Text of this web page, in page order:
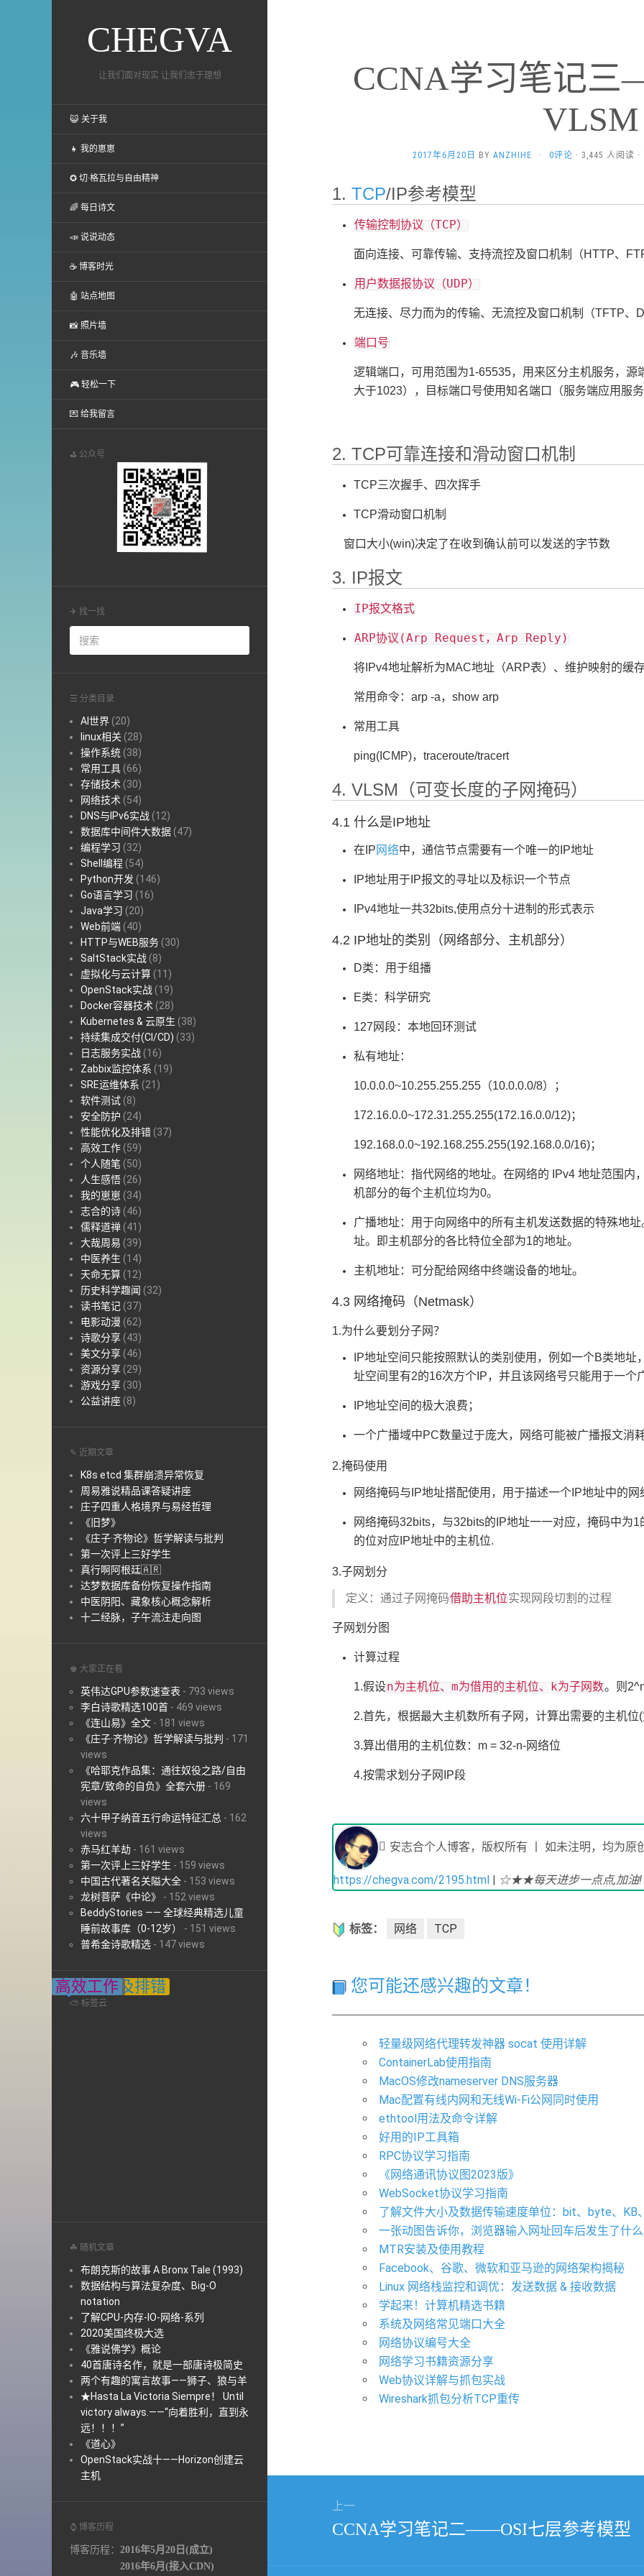
CHEGVA
让我们面对现实 让我们忠于理想
😺 关于我
👧 我的崽崽
✪ 切·格瓦拉与自由精神
🌈 每日诗文
📣 说说动态
☕ 博客时光
🤖 站点地图
📸 照片墙
🎶 音乐墙
🎮 轻松一下
💌 给我留言
⛳ 公众号
✈ 找一找
☰ 分类目录
AI世界 (20)
linux相关 (28)
操作系统 (38)
常用工具 (66)
存储技术 (30)
网络技术 (54)
DNS与IPv6实战 (12)
数据库中间件大数据 (47)
编程学习 (32)
Shell编程 (54)
Python开发 (146)
Go语言学习 (16)
Java学习 (20)
Web前端 (40)
HTTP与WEB服务 (30)
SaltStack实战 (8)
虚拟化与云计算 (11)
OpenStack实战 (19)
Docker容器技术 (28)
Kubernetes & 云原生 (38)
持续集成交付(CI/CD) (33)
日志服务实战 (16)
Zabbix监控体系 (19)
SRE运维体系 (21)
软件测试 (8)
安全防护 (24)
性能优化及排错 (37)
高效工作 (59)
个人随笔 (50)
人生感悟 (26)
我的崽崽 (34)
志合的诗 (46)
儒释道禅 (41)
大哉周易 (39)
中医养生 (14)
天命无算 (12)
历史科学趣闻 (32)
读书笔记 (37)
电影动漫 (62)
诗歌分享 (43)
美文分享 (46)
资源分享 (29)
游戏分享 (30)
公益讲座 (8)
✎ 近期文章
K8s etcd 集群崩溃异常恢复
周易雅说精品课答疑讲座
庄子四重人格境界与易经哲理
《旧梦》
《庄子·齐物论》哲学解读与批判
第一次评上三好学生
真行啊阿根廷🇦🇷
达梦数据库备份恢复操作指南
中医阴阳、藏象核心概念解析
十二经脉，子午流注走向图
♚ 大家正在看
英伟达GPU参数速查表 - 793 views
李白诗歌精选100首 - 469 views
《连山易》全文 - 181 views
《庄子·齐物论》哲学解读与批判 - 171
views
《哈耶克作品集：通往奴役之路/自由
宪章/致命的自负》全套六册 - 169
views
六十甲子纳音五行命运特征汇总 - 162
views
赤马红羊劫 - 161 views
第一次评上三好学生 - 159 views
中国古代著名关隘大全 - 153 views
龙树菩萨《中论》
- 152 views
BeddyStories —— 全球经典精选儿童
睡前故事库（0-12岁）
- 151 views
普希金诗歌精选 - 147 views
⛅ 标签云
DNS实战
Docker
ELKStack
Git
GlusterFS
Jenkins
KVM
Linux相关
oracle
Python
SaltStack
Web服务
zabbix
ZFS
一起旅行
云计算
人生感悟
传统文化
佛家
儒家
儒释道禅
切·格瓦拉
国学
存储技术
志合的诗
性能优化及排错
持续集成
操作系统
数据库
日记
易经
服务部署
生活琐事
监控架构
禅宗
系统架构
网络
虚拟化
诗歌
读书
资源分享
软件测试
运维架构
道家
高效工作
☘ 随机文章
布朗克斯的故事 A Bronx Tale (1993)
数据结构与算法复杂度、Big-O
notation
了解CPU-内存-IO-网络-系列
2020美国终极大选
《雅说佛学》概论
40首唐诗名作，就是一部唐诗极简史
两个有趣的寓言故事——狮子、狼与羊
★Hasta La Victoria Siempre！ Until
victory always.——“向着胜利，直到永
远！！！”
《道心》
OpenStack实战十——Horizon创建云
主机
⌚ 博客历程
博客历程： 2016年5月20日(成立)
2016年6月(接入CDN)
CCNA学习笔记
VLSM
2017年6月20日 BY ANZHIHE · 0评论 · 3,445 人阅读 ·
1. TCP/IP参考模型
传输控制协议（TCP）
面向连接、可靠传输、支持流控及窗口机制（HTTP、
用户数据报协议（UDP）
无连接、尽力而为的传输、无流控及窗口机制（TFTP、
端口号
逻辑端口，可用范围为1-65535，用来区分主机服务，
大于1023），目标端口号使用知名端口（服务端应用服
2. TCP可靠连接和滑动窗口机制
TCP三次握手、四次挥手
TCP滑动窗口机制
窗口大小(win)决定了在收到确认前可以发送的字节数
3. IP报文
IP报文格式
ARP协议(Arp Request，Arp Reply)
将IPv4地址解析为MAC地址（ARP表）、维护映射的缓
常用命令：arp -a，show arp
常用工具
ping(ICMP)，traceroute/tracert
4. VLSM（可变长度的子网掩码）
4.1 什么是IP地址
在IP 网络中，通信节点需要有一个唯一的IP地址
IP地址用于IP报文的寻址以及标识一个节点
IPv4地址一共32bits,使用点分十进制的形式表示
4.2 IP地址的类别（网络部分、主机部分）
D类：用于组播
E类：科学研究
127网段：本地回环测试
私有地址：
10.0.0.0~10.255.255.255（10.0.0.0/8）；
172.16.0.0~172.31.255.255(172.16.0.0/12)；
192.168.0.0~192.168.255.255(192.168.0.0/16)；
网络地址：指代网络的地址。在网络的 IPv4 地址范围内
机部分的每个主机位均为0。
广播地址：用于向网络中的所有主机发送数据的特殊地
址。即主机部分的各比特位全部为1的地址。
主机地址：可分配给网络中终端设备的地址。
4.3 网络掩码（Netmask）
1.为什么要划分子网？
IP地址空间只能按照默认的类别使用，例如一个B类地
址空间里有2的16次方个IP，并且该网络号只能用于一个
IP地址空间的极大浪费；
一个广播域中PC数量过于庞大，网络可能被广播报文消
2.掩码使用
网络掩码与IP地址搭配使用，用于描述一个IP地址中的
网络掩码32bits，与32bits的IP地址一一对应，掩码中为
的位对应IP地址中的主机位.
3.子网划分
定义：通过子网掩码借助主机位实现网段切割的过程
子网划分图
计算过程
1.假设n为主机位、m为借用的主机位、k为子网数。则
2.首先，根据最大主机数所有子网，计算出需要的主机位
3.算出借用的主机位数：m = 32-n-网络位
4.按需求划分子网IP段
安志合个人博客，版权所有 丨 如未注明，均为原
https://chegva.com/2195.html | ☆★★每天进步一点点,加
标签： 网络 TCP
您可能还感兴趣的文章！
轻量级网络代理转发神器 socat 使用详解
ContainerLab使用指南
MacOS修改nameserver DNS服务器
Mac配置有线内网和无线Wi-Fi公网同时使用
ethtool用法及命令详解
好用的IP工具箱
RPC协议学习指南
《网络通讯协议图2023版》
WebSocket协议学习指南
了解文件大小及数据传输速度单位：bit、byte、
一张动图告诉你，浏览器输入网址回车后发生了什么
MTR安装及使用教程
Facebook、谷歌、微软和亚马逊的网络架构揭秘
Linux 网络栈监控和调优：发送数据 & 接收数据
学起来！计算机精选书籍
系统及网络常见端口大全
网络协议编号大全
网络学习书籍资源分享
Web协议详解与抓包实战
Wireshark抓包分析TCP重传
上一
上
CCNA学习笔记二——OSI七层参考模型